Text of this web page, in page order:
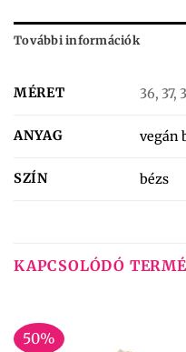
További információk
MÉRET 36, 37,
ANYAG vegán
SZÍN bézs
KAPCSOLÓDÓ
50%